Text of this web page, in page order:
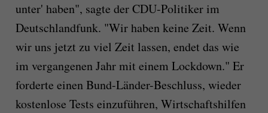
unter' haben", sagte der CDU-Politiker im
Deutschlandfunk. "Wir haben keine Zeit. Wenn
wir uns jetzt zu viel Zeit lassen, endet das wie
im vergangenen Jahr mit einem Lockdown." Er
forderte einen Bund-Länder-Beschluss, wieder
kostenlose Tests einzuführen, Wirtschaftshilfen